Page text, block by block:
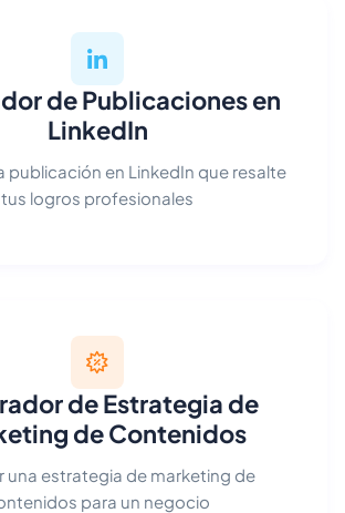
de Publicaciones en
LinkedIn
publicación en LinkedIn que resalte
tus logros profesionales
de Estrategia de
de Contenidos
una estrategia de marketing de
para un negocio